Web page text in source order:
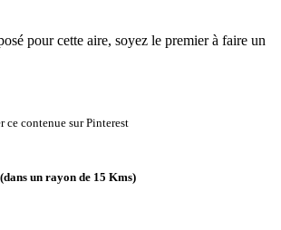
pour cette aire, soyez le premier à faire un
ce contenue sur Pinterest
(dans un rayon de 15 Kms)